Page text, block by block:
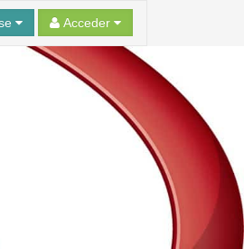
Acceder